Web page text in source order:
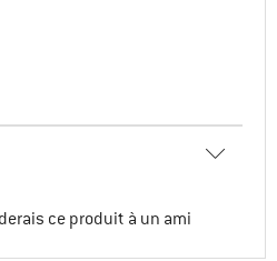
ce produit à un ami